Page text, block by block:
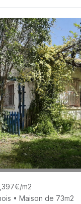
m2
• Maison de 73m2